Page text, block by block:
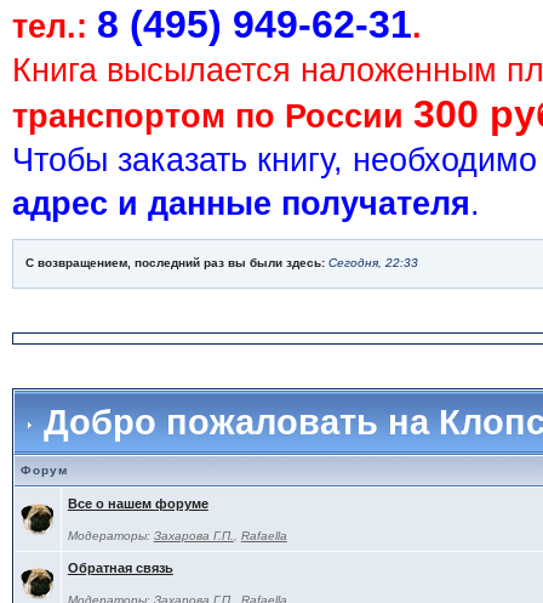
тел.: 8 (495) 949-62-31.
Книга высылается наложенным
транспортом по России 300
Чтобы заказать книгу,
адрес и данные получателя.
С возвращением, последний раз вы были здесь: Сегодня, 22:33
Добро пожаловать на
Форум
Все о нашем форуме
Модераторы: Захарова Г.П. Rafaella
Обратная связь
Модераторы: Захарова Г.П. Rafaella